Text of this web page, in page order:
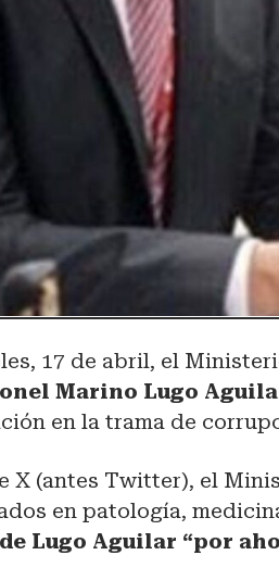
17 de abril, el
Marino Lugo
en la trama de
X (antes Twitter), el
en patología,
Lugo Aguilar “por